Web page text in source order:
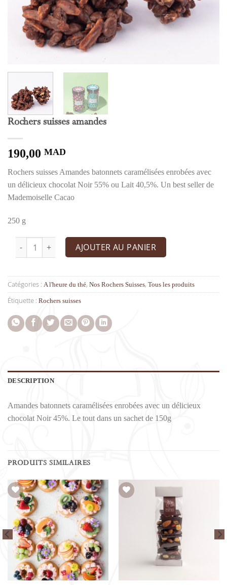
Rochers suisses amandes
190,00 MAD
Rochers suisses Amandes batonnets caramélisées enrobées avec
un délicieux chocolat Noir 55% ou Lait 40,5%. Un best seller de
Mademoiselle Cacao
250 g
quantité de Rochers suisses amandes
AJOUTER AU PANIER
Catégories : A l'heure du thé, Nos Rochers Suisses, Tous les produits
Étiquette : Rochers suisses
DESCRIPTION
Amandes batonnets caramélisées enrobées avec un délicieux
chocolat Noir 45%. Le tout dans un sachet de 150g
PRODUITS SIMILAIRES
Ajouter à la liste de souhaits Ajouter à la liste de souhaits